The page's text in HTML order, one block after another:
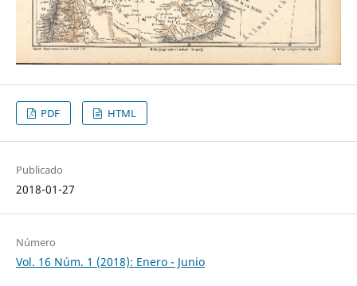
PDF HTML
Publicado
2018-01-27
Número
Vol. 16 Núm. 1 (2018): Enero - Junio